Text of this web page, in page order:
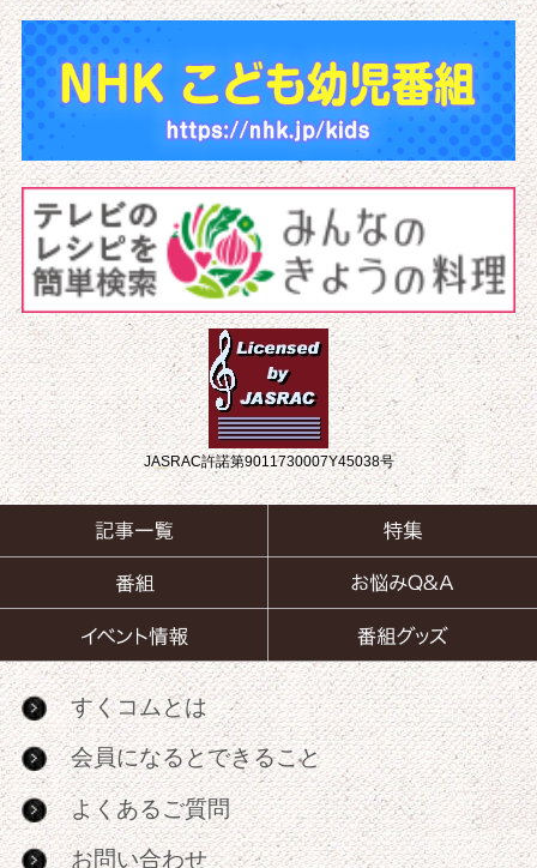
JASRAC許諾第9011730007Y45038号
すくコムとは
会員になるとできること
よくあるご質問
お問い合わせ